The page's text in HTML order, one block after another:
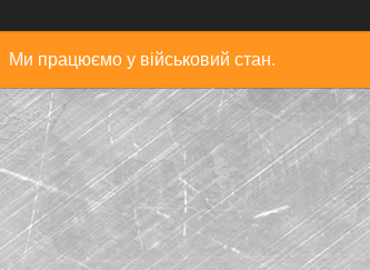
Ми працюємо у військовий стан.